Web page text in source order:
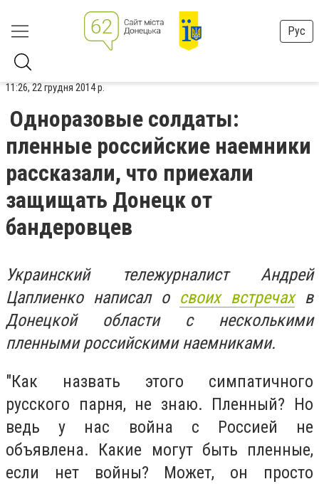
Рус
11:26, 22 грудня 2014 р.
Одноразовые солдаты:
пленные российские наемники
рассказали, что приехали
защищать Донецк от
бандеровцев
Украинский тележурналист Андрей
Цаплиенко написал о своих встречахв
Донецкой области с несколькими
пленными российскими наемниками.
"Как назвать этого симпатичного
русского парня, не знаю. Пленный? Но
ведь у нас война с Россией не
объявлена. Какие могут быть пленные,
если нет войны? Может, он просто